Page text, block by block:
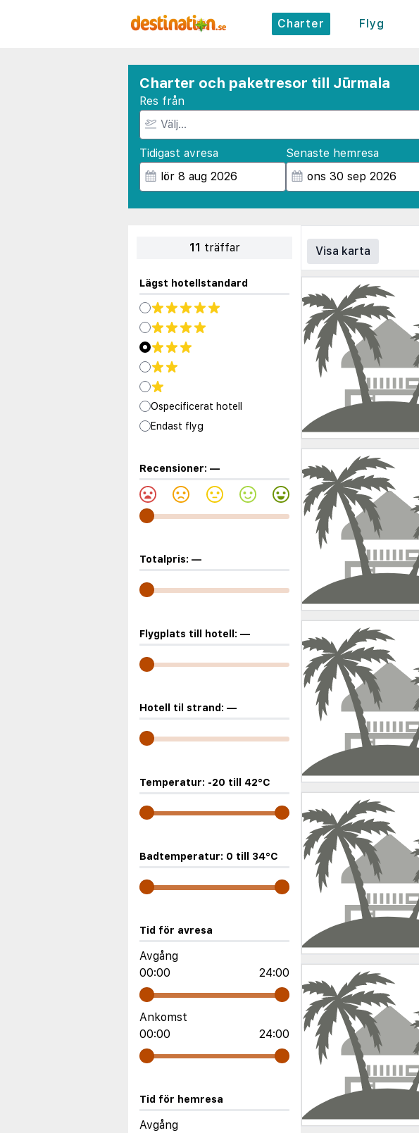
Charter Flyg
Charter och paketresor till Jūrmala
Res från
Tidigast avresa Senaste hemresa
11 träffar
Lägst hotellstandard
Ospecificerat hotell
Endast flyg
Recensioner: —
Totalpris: —
Flygplats till hotell: —
Hotell til strand: —
Temperatur: -20 till 42°C
Badtemperatur: 0 till 34°C
Tid för avresa
Avgång
00:00
24:00
Ankomst
00:00
24:00
Tid för hemresa
Avgång
Visa karta